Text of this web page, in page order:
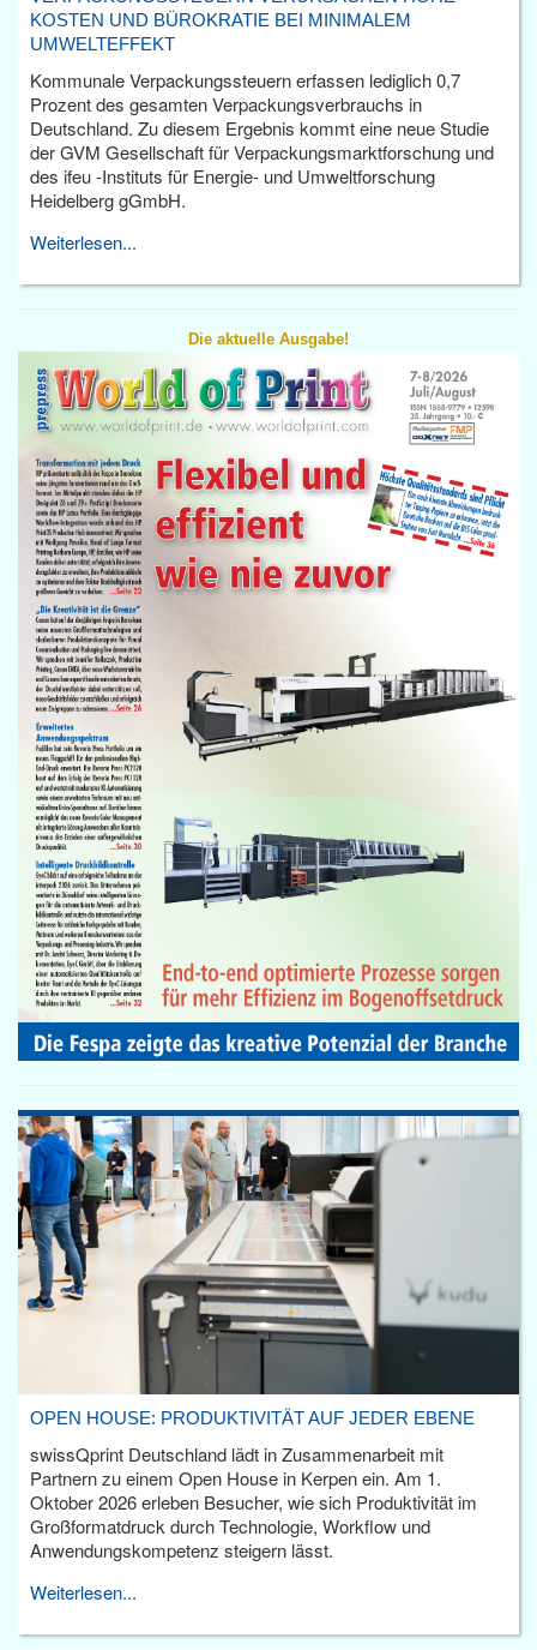
KOSTEN UND BÜROKRATIE BEI MINIMALEM
UMWELTEFFEKT
Kommunale Verpackungssteuern erfassen lediglich 0,7
Prozent des gesamten Verpackungsverbrauchs in
Deutschland. Zu diesem Ergebnis kommt eine neue Studie
der GVM Gesellschaft für Verpackungsmarktforschung und
des ifeu -Instituts für Energie- und Umweltforschung
Heidelberg gGmbH.
Weiterlesen...
Die aktuelle Ausgabe!
OPEN HOUSE: PRODUKTIVITÄT AUF JEDER EBENE
swissQprint Deutschland lädt in Zusammenarbeit mit
Partnern zu einem Open House in Kerpen ein. Am 1.
Oktober 2026 erleben Besucher, wie sich Produktivität im
Großformatdruck durch Technologie, Workflow und
Anwendungskompetenz steigern lässt.
Weiterlesen...